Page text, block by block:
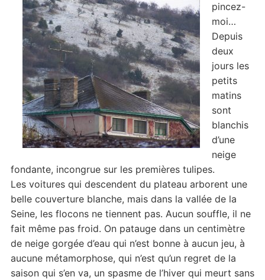
pincez-
moi…
Depuis
deux
jours les
petits
matins
sont
blanchis
d’une
neige
fondante, incongrue sur les premières tulipes.
Les voitures qui descendent du plateau arborent une
belle couverture blanche, mais dans la vallée de la
Seine, les flocons ne tiennent pas. Aucun souffle, il ne
fait même pas froid. On patauge dans un centimètre
de neige gorgée d’eau qui n’est bonne à aucun jeu, à
aucune métamorphose, qui n’est qu’un regret de la
saison qui s’en va, un spasme de l’hiver qui meurt sans